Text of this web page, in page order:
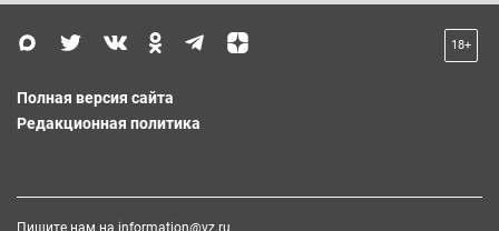
18+
Полная версия сайта
Редакционная политика
Пишите нам на information@vz.ru